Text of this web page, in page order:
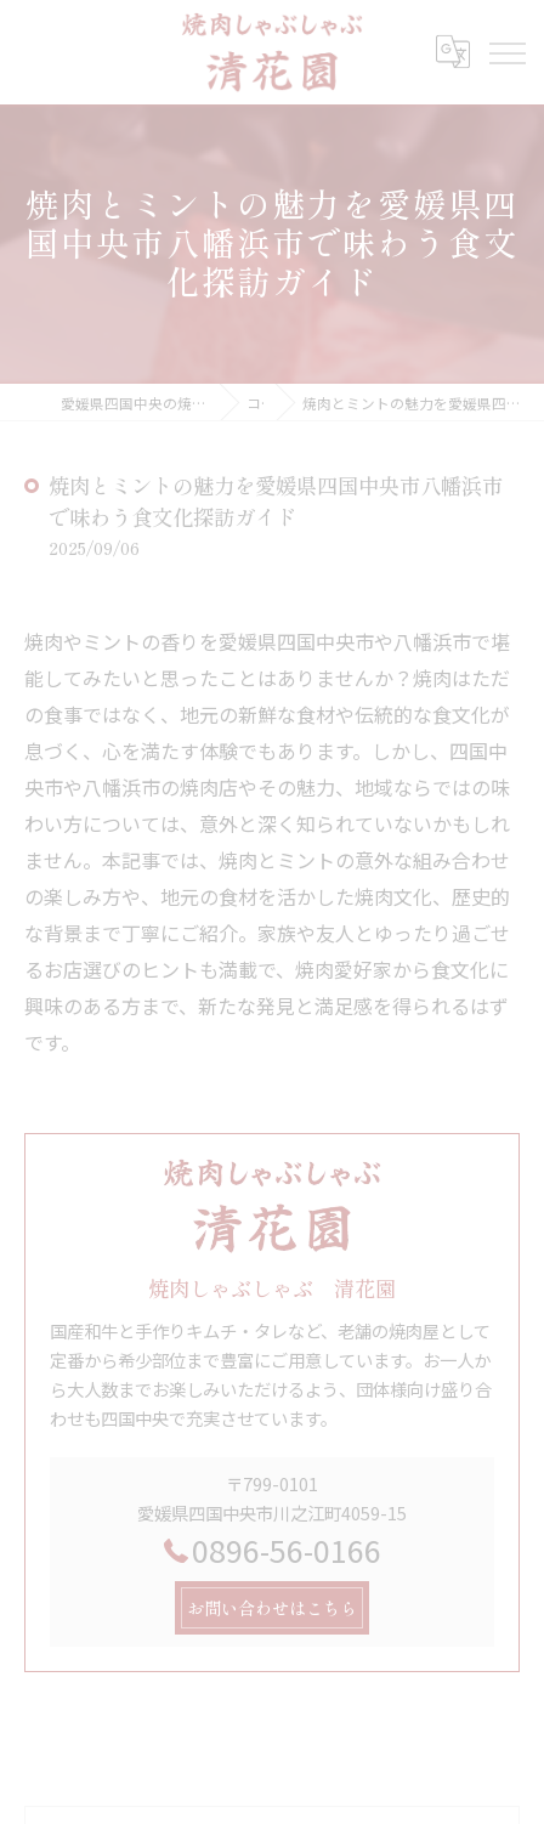
焼肉とミントの魅力を愛媛県四
国中央市八幡浜市で味わう食文
化探訪ガイド
愛媛県四国中央の焼肉なら焼肉しゃぶしゃぶ 清花園 コラム 焼肉とミントの魅力を愛媛県四国中央市八幡浜市で味わう食文化探訪ガイド
焼肉とミントの魅力を愛媛県四国中央市八幡浜市
で味わう食文化探訪ガイド
2025/09/06
焼肉やミントの香りを愛媛県四国中央市や八幡浜市で堪
能してみたいと思ったことはありませんか？焼肉はただ
の食事ではなく、地元の新鮮な食材や伝統的な食文化が
息づく、心を満たす体験でもあります。しかし、四国中
央市や八幡浜市の焼肉店やその魅力、地域ならではの味
わい方については、意外と深く知られていないかもしれ
ません。本記事では、焼肉とミントの意外な組み合わせ
の楽しみ方や、地元の食材を活かした焼肉文化、歴史的
な背景まで丁寧にご紹介。家族や友人とゆったり過ごせ
るお店選びのヒントも満載で、焼肉愛好家から食文化に
興味のある方まで、新たな発見と満足感を得られるはず
です。
焼肉しゃぶしゃぶ 清花園
国産和牛と手作りキムチ・タレなど、老舗の焼肉屋として
定番から希少部位まで豊富にご用意しています。お一人か
ら大人数までお楽しみいただけるよう、団体様向け盛り合
わせも四国中央で充実させています。
〒799-0101
愛媛県四国中央市川之江町4059-15
0896-56-0166
お問い合わせはこちら